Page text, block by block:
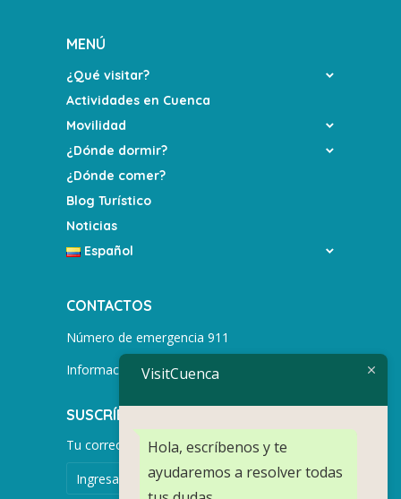
MENÚ
¿Qué visitar?
Actividades en Cuenca
Movilidad
¿Dónde dormir?
¿Dónde comer?
Blog Turístico
Noticias
Español
CONTACTOS
Número de emergencia 911
Información turística +593 991752155
SUSCRÍBETE PARA MÁS NOTICIAS.
Tu correo electrónico
VisitCuenca
Hola, escríbenos y te
ayudaremos a resolver todas